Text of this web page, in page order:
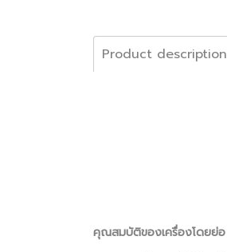
Product description
คุณสมบัติของเครื่องโดยย่อ